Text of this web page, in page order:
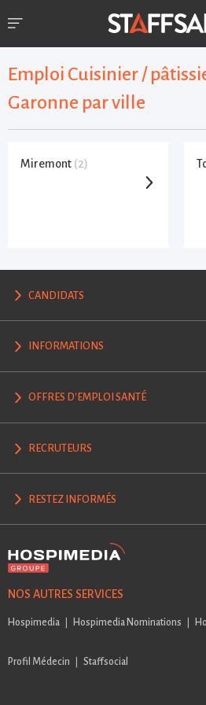
Emploi Cuisinier /
Garonne par ville
Miremont (2)
CANDIDATS
INFORMATIONS
OFFRES D'EMPLOI SANTÉ
RECRUTEURS
RESTEZ INFORMÉS
NOS AUTRES SERVICES
Hospimedia Hospimedia Nominations
Profil Médecin Staffsocial